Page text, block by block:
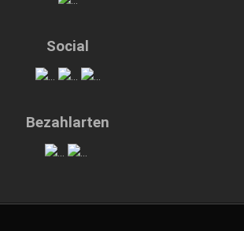
Social
Bezahlarten